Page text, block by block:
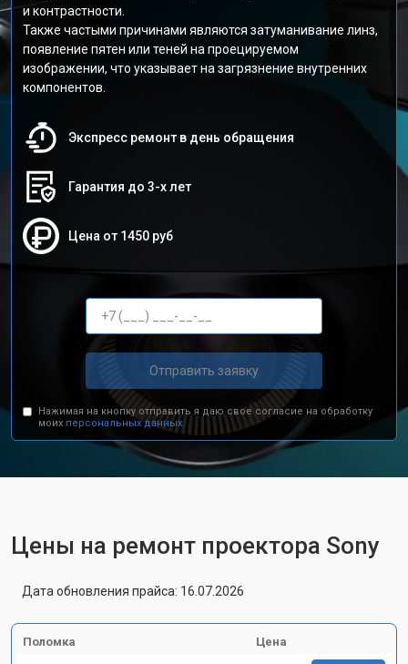
и контрастности.
Также частыми причинами являются затуманивание линз,
появление пятен или теней на проецируемом
изображении, что указывает на загрязнение внутренних
компонентов.
Экспресс ремонт в день обращения
Гарантия до 3-х лет
Цена от 1450 руб
Отправить заявку
Нажимая на кнопку отправить я даю свое согласие на обработку
моих персональных данных.
Цены на ремонт проектора Sony
Дата обновления прайса: 16.07.2026
Поломка Цена